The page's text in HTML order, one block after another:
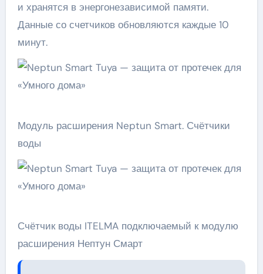
и хранятся в энергонезависимой памяти.
Данные со счетчиков обновляются каждые 10
минут.
Модуль расширения Neptun Smart. Счётчики
воды
Счётчик воды ITELMA подключаемый к модулю
расширения Нептун Смарт